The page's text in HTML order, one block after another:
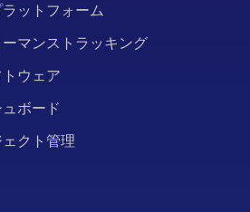
ットフォーム
マンストラッキング
ウェア
ボード
クト管理